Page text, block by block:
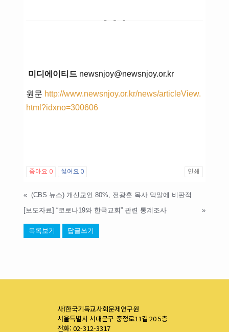
미디에이티드 newsnjoy@newsnjoy.or.kr
원문 http://www.newsnjoy.or.kr/news/articleView.
html?idxno=300606
좋아요 0 싫어요 0 인쇄
« (CBS 뉴스) 개신교인 80%, 전광훈 목사 막말에 비판적
[보도자료] “코로나19와 한국교회” 관련 통계조사
»
목록보기 답글쓰기
사)한국기독교사회문제연구원
서울특별시 서대문구 충정로11길 20 5층
전화: 02-312-3317